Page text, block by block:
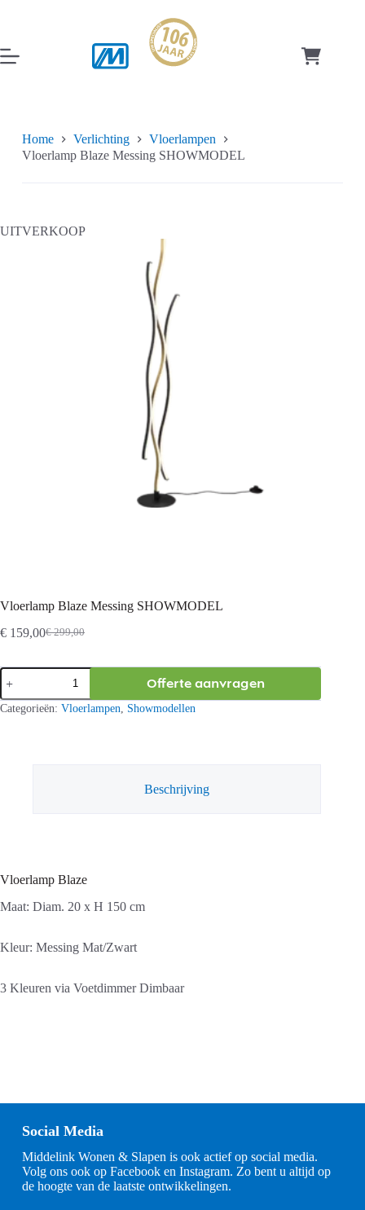
inhoud
Home Verlichting
Vloerlampen
Vloerlamp Blaze Messing SHOWMODEL
UITVERKOOP
Vloerlamp Blaze Messing SHOWMODEL
€299,00
Oorspronkelijke
was:
€ 299,00.
€ 159,00Huidige
is:
€ 159,00.
Vloerlamp
Blaze
Messing
SHOWMODEL
Offerte aanvragen
Categorieën: Vloerlampen Showmodellen
Beschrijving
Vloerlamp Blaze
Maat: Diam. 20 x H 150 cm
Kleur: Messing Mat/Zwart
3 Kleuren via Voetdimmer Dimbaar
Social Media
Middelink Wonen & Slapen is ook actief op social media.
Volg ons ook op Facebook en Instagram. Zo bent u altijd op
de hoogte van de laatste ontwikkelingen.